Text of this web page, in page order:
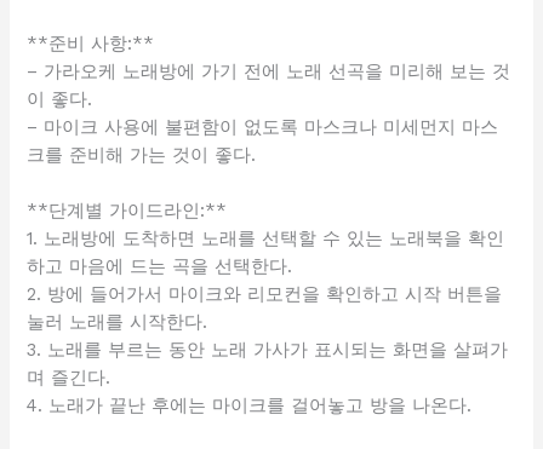
**준비 사항:**
– 가라오케 노래방에 가기 전에 노래 선곡을 미리해 보는 것
이 좋다.
– 마이크 사용에 불편함이 없도록 마스크나 미세먼지 마스
크를 준비해 가는 것이 좋다.
**단계별 가이드라인:**
1. 노래방에 도착하면 노래를 선택할 수 있는 노래북을 확인
하고 마음에 드는 곡을 선택한다.
2. 방에 들어가서 마이크와 리모컨을 확인하고 시작 버튼을
눌러 노래를 시작한다.
3. 노래를 부르는 동안 노래 가사가 표시되는 화면을 살펴가
며 즐긴다.
4. 노래가 끝난 후에는 마이크를 걸어놓고 방을 나온다.